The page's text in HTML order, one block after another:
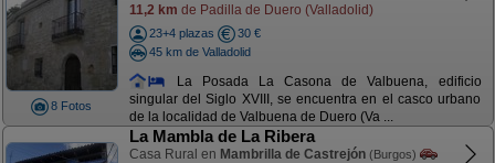
8 Fotos
11,2 km de Padilla de Duero (Valladolid)
23+4 plazas
30 €
45 km de Valladolid
La Posada La Casona de Valbuena, edificio
singular del Siglo XVIII, se encuentra en el casco urbano
de la localidad de Valbuena de Duero (Va ...
La Mambla de La Ribera
Casa Rural en Mambrilla de Castrejón (Burgos)